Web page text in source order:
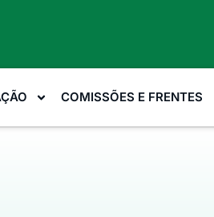
COMISSÕES E FRENTES